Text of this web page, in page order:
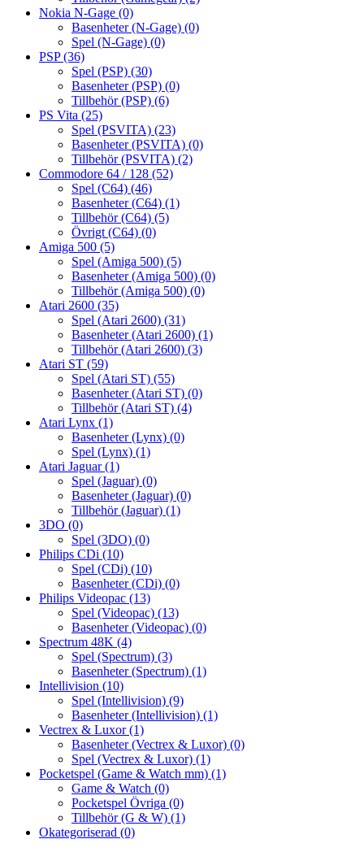
Nokia N-Gage (0)
Basenheter (N-Gage) (0)
Spel (N-Gage) (0)
PSP(36)
Spel (PSP) (30)
Basenheter (PSP) (0)
Tillbehör (PSP) (6)
PS Vita (25)
Spel (PSVITA) (23)
Basenheter (PSVITA) (0)
Tillbehör (PSVITA) (2)
Commodore 64 / 128 (52)
Spel (C64) (46)
Basenheter (C64) (1)
Tillbehör (C64) (5)
Övrigt (C64) (0)
Amiga 500 (5)
Spel (Amiga 500) (5)
Basenheter (Amiga 500) (0)
Tillbehör (Amiga 500) (0)
Atari 2600 (35)
Spel (Atari 2600) (31)
Basenheter (Atari 2600) (1)
Tillbehör (Atari 2600) (3)
Atari ST (59)
Spel (Atari ST) (55)
Basenheter (Atari ST) (0)
Tillbehör (Atari ST) (4)
Atari Lynx (1)
Basenheter (Lynx) (0)
Spel (Lynx) (1)
Atari Jaguar(1)
Spel (Jaguar) (0)
Basenheter (Jaguar) (0)
Tillbehör (Jaguar) (1)
3DO (0)
Spel (3DO) (0)
Philips CDi (10)
Spel (CDi) (10)
Basenheter (CDi) (0)
Philips Videopac (13)
Spel (Videopac) (13)
Basenheter (Videopac) (0)
Spectrum 48K (4)
Spel (Spectrum) (3)
Basenheter (Spectrum) (1)
Intellivision (10)
Spel (Intellivision) (9)
Basenheter (Intellivision) (1)
Vectrex & Luxor(1)
Basenheter (Vectrex & Luxor) (0)
Spel (Vectrex & Luxor) (1)
Pocketspel (Game & Watch mm) (1)
Game & Watch (0)
Pocketspel Övriga (0)
Tillbehör (G & W) (1)
Okategoriserad (0)